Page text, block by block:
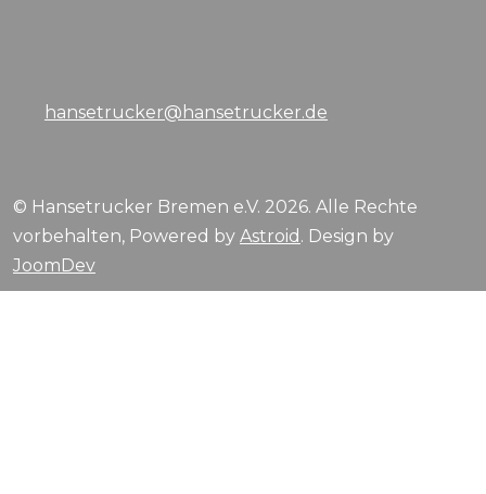
hansetrucker@hansetrucker.de
© Hansetrucker Bremen e.V. 2026. Alle Rechte
vorbehalten, Powered by Astroid . Design by
JoomDev